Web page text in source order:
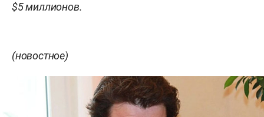
$5 миллионов.
(новостное)